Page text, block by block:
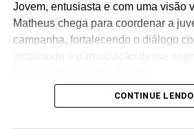
Jovem, entusiasta e com uma visão
Matheus chega para coordenar a
campanha, fortalecendo o diálogo
Ao declarar seu apoio, Matheus
CONTINUE LENDO